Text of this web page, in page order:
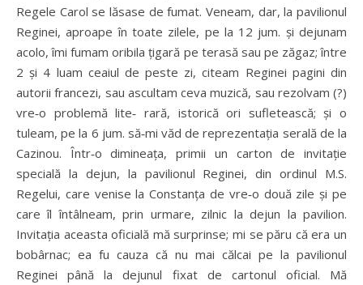
Regele Carol se lăsase de fumat. Veneam, dar, la pavilionul
Reginei, aproape în toate zilele, pe la 12 jum. și dejunam
acolo, îmi fumam oribila țigară pe terasă sau pe zăgaz; între
2 și 4 luam ceaiul de peste zi, citeam Reginei pagini din
autorii francezi, sau ascultam ceva muzică, sau rezolvam (?)
vre‑o problemă lite‑ rară, istorică ori sufletească; și o
tuleam, pe la 6 jum. să‑mi văd de reprezentația serală de la
Cazinou. Într‑o dimineața, primii un carton de invitație
specială la dejun, la pavilionul Reginei, din ordinul M.S.
Regelui, care venise la Constanța de vre‑o două zile și pe
care îl întâlneam, prin urmare, zilnic la dejun la pavilion.
Invitația aceasta oficială mă surprinse; mi se păru că era un
bobârnac; ea fu cauza că nu mai călcai pe la pavilionul
Reginei până la dejunul fixat de cartonul oficial. Mă